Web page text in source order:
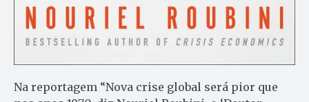
Na reportagem “Nova crise global será pior que